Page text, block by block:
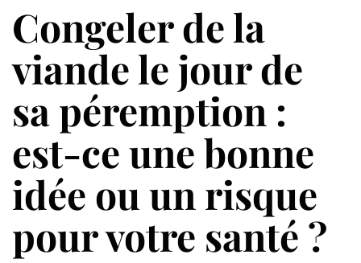
Congeler de la
viande le jour de
sa péremption :
est-ce une bonne
idée ou un risque
pour votre santé ?